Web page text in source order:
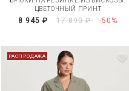
ЦВЕТОЧНЫЙ ПРИНТ
8 945 ₽ 17 890 ₽ -50%
РАСПРОДАЖА